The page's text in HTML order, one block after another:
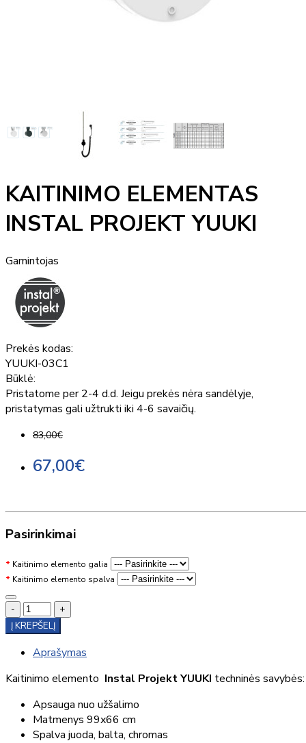
KAITINIMO ELEMENTAS
INSTAL PROJEKT YUUKI
Gamintojas
Prekės kodas:
YUUKI-03C1
Būklė:
Pristatome per 2-4 d.d. Jeigu prekės nėra sandėlyje,
pristatymas gali užtrukti iki 4-6 savaičių.
83,00€
67,00€
Pasirinkimai
Kaitinimo elemento galia
Kaitinimo elemento spalva
-
+
Į KREPŠELĮ
Aprašymas
Kaitinimo elemento Instal Projekt YUUKI techninės savybės:
Apsauga nuo užšalimo
Matmenys 99x66 cm
Spalva juoda, balta, chromas